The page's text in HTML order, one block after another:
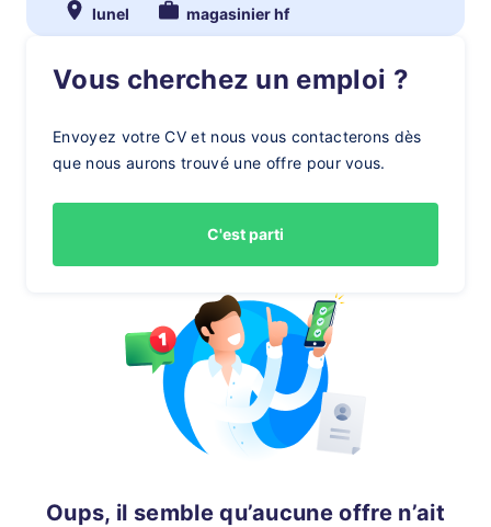
lunel magasinier hf
Vous cherchez un emploi ?
Envoyez votre CV et nous vous contacterons dès
que nous aurons trouvé une offre pour vous.
C'est parti
Oups, il semble qu’aucune offre n’ait